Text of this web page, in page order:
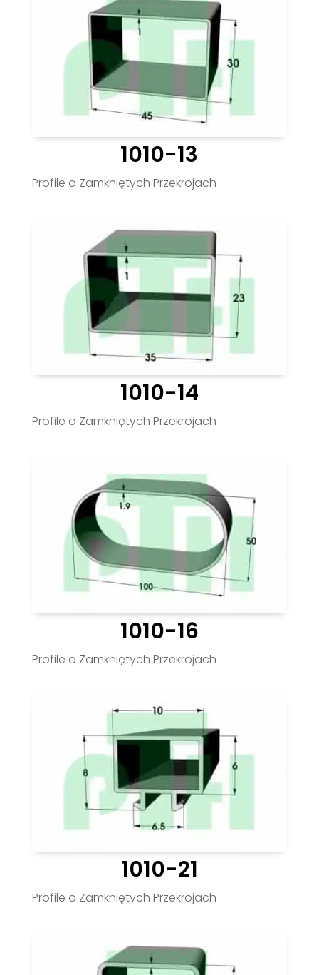
1010-13
Profile o Zamkniętych Przekrojach
1010-14
Profile o Zamkniętych Przekrojach
1010-16
Profile o Zamkniętych Przekrojach
1010-21
Profile o Zamkniętych Przekrojach